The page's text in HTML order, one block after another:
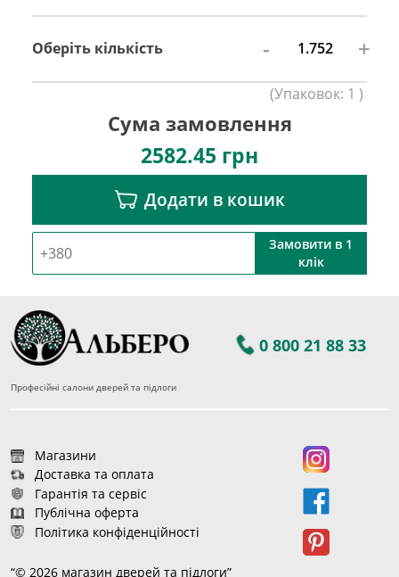
Оберіть кількість - +
(Упаковок: 1 )
Сума замовлення
2582.45 грн
Додати в кошик
Замовити в 1
клік
0 800 21 88 33
Професійні салони дверей та підлоги
Магазини
Доставка та оплата
Гарантія та сервіс
Публічна оферта
Політика конфіденційності
“© 2026 магазин дверей та підлоги”